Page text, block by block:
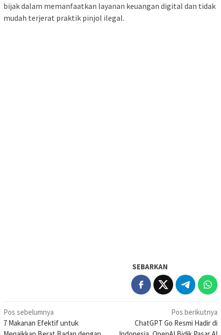
bijak dalam memanfaatkan layanan keuangan digital dan tidak
mudah terjerat praktik pinjol ilegal.
SEBARKAN
Navigasi
pos
Pos sebelumnya
7 Makanan Efektif untuk
Pos berikutnya
ChatGPT Go Resmi Hadir di